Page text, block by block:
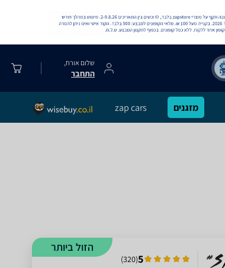
שלום אורח,
התחבר
מזגנים zap cars
הזול ביותר
5
(
320
)